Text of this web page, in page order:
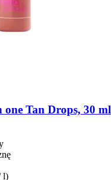
one Tan Drops, 30 ml
l)